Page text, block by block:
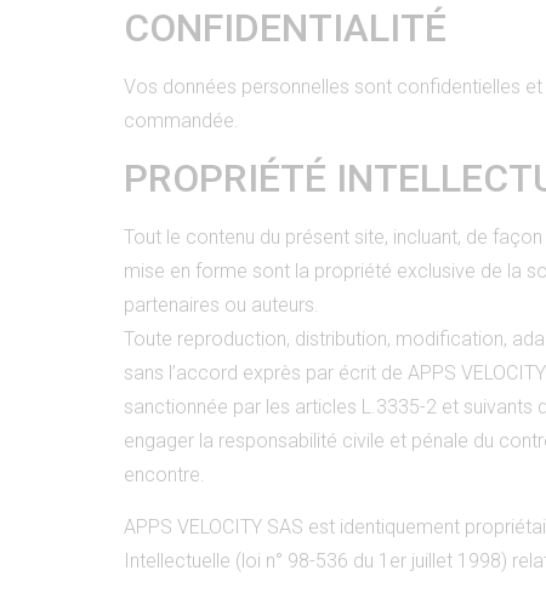
CONFIDENTIALITÉ
Vos données personnelles sont confidentielles
commandée.
PROPRIÉTÉ
Tout le contenu du présent site, incluant, de
mise en forme sont la propriété exclusive de la
partenaires ou auteurs.
Toute reproduction, distribution, modification,
sans l’accord exprès par écrit de APPS
sanctionnée par les articles L.3335-2 et
engager la responsabilité civile et pénale du
encontre.
APPS VELOCITY SAS est identiquement
Intellectuelle (loi n° 98-536 du 1er juillet 1998)